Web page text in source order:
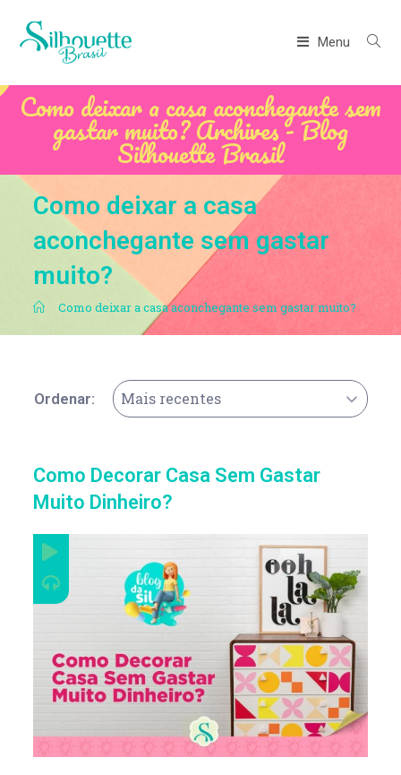
Menu
Como deixar a casa aconchegante sem
gastar muito? Archives - Blog
Silhouette Brasil
Como deixar a casa
aconchegante sem gastar
muito?
. Como deixar a casa aconchegante sem gastar muito?
Ordenar: Mais recentes
Como Decorar Casa Sem Gastar
Muito Dinheiro?